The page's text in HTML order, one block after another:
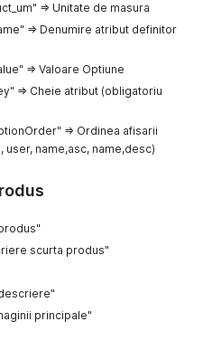
produsului"
al produsului (dupa
stoc" ,
:
{
produsului"
de baza al produsului"
al produsului (dupa
stoc"
=> Unitate de masura
=> Denumire atribut definitor
=> Valoare Optiune
=> Cheie atribut (obligatoriu
=> Ordinea afisarii
name,asc, name,desc)
scurta produs"
principale"